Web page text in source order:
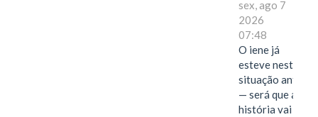
sex, ago 7
2026
07:48
O iene já
esteve nesta
situação antes
— será que a
história vai se